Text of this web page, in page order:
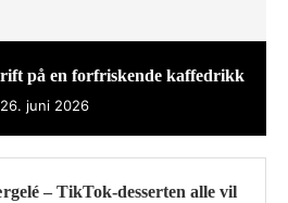
på en forfriskende kaffedrikk
26. juni 2026
– TikTok-desserten alle vil